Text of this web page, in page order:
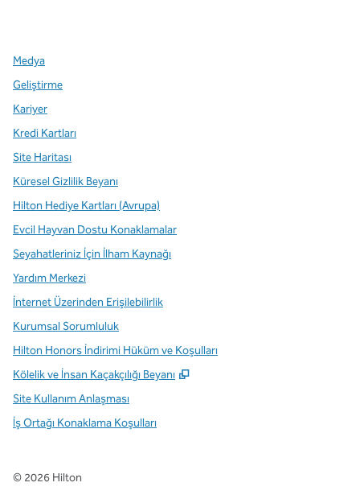
Medya
Geliştirme
Kariyer
Kredi Kartları
Site Haritası
Küresel Gizlilik Beyanı
Hilton Hediye Kartları (Avrupa)
Evcil Hayvan Dostu Konaklamalar
Seyahatleriniz İçin İlham Kaynağı
Yardım Merkezi
İnternet Üzerinden Erişilebilirlik
Kurumsal Sorumluluk
Hilton Honors İndirimi Hüküm ve Koşulları
Kölelik ve İnsan Kaçakçılığı Beyanı
,
Site Kullanım Anlaşması
İş Ortağı Konaklama Koşulları
© 2026 Hilton